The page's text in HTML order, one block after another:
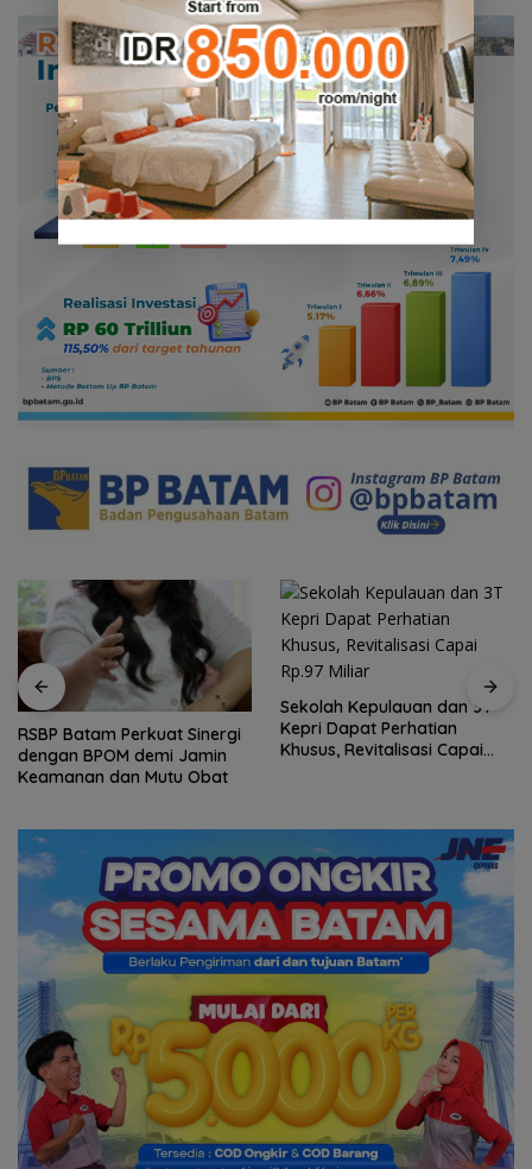
Sekolah Kepulauan dan 3T
Kepri Dapat Perhatian
Khusus, Revitalisasi Capai
Rp.97 Miliar
Arogansi Jakarta di Beranda
Negeri: Catatan dari
Pertemuan Ketua Umum PWI